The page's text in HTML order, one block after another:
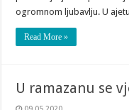
ogromnom ljubavlju. U
Read More »
U ramazanu se